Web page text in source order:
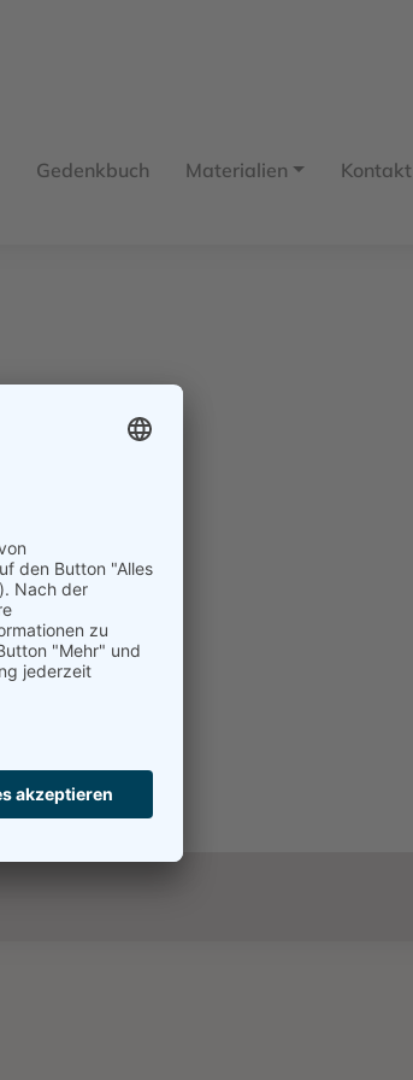
Gedenkbuch Materialien Kontakt